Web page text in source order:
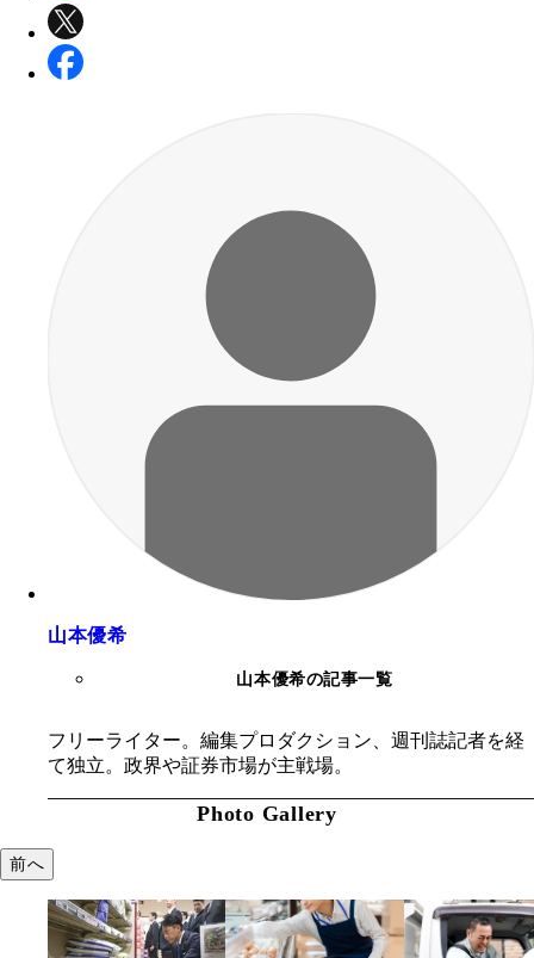
山本優希
山本優希の記事一覧
フリーライター。編集プロダクション、週刊誌記者を経
て独立。政界や証券市場が主戦場。
Photo Gallery
前へ